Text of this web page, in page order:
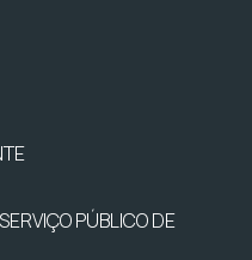
PÚBLICO DE